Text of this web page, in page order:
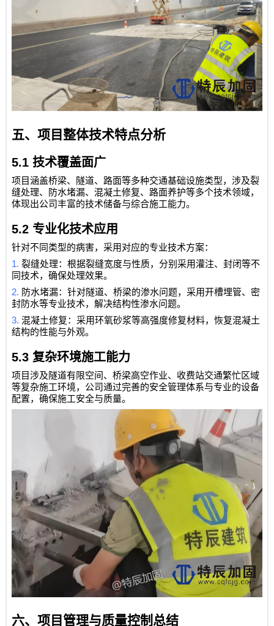
五、项目整体技术特点分析
5.1技术覆盖面广
项目涵盖桥梁、隧道、路面等多种交通基础设施类型，涉及裂
缝处理、防水堵漏、混凝土修复、路面养护等多个技术领域，
体现出公司丰富的技术储备与综合施工能力。
5.2 专业化技术应用
针对不同类型的病害，采用对应的专业技术方案：
1.裂缝处理：根据裂缝宽度与性质，分别采用灌注、封闭等不
同技术，确保处理效果。
2. 防水堵漏：针对隧道、桥梁的渗水问题，采用开槽埋管、密
封防水等专业技术，解决结构性渗水问题。
3.混凝土修复：采用环氧砂浆等高强度修复材料，恢复混凝土
结构的性能与外观。
5.3 复杂环境施工能力
项目涉及隧道有限空间、桥梁高空作业、收费站交通繁忙区域
等复杂施工环境，公司通过完善的安全管理体系与专业的设备
配置，确保施工安全与质量。
六、项目管理与质量控制总结